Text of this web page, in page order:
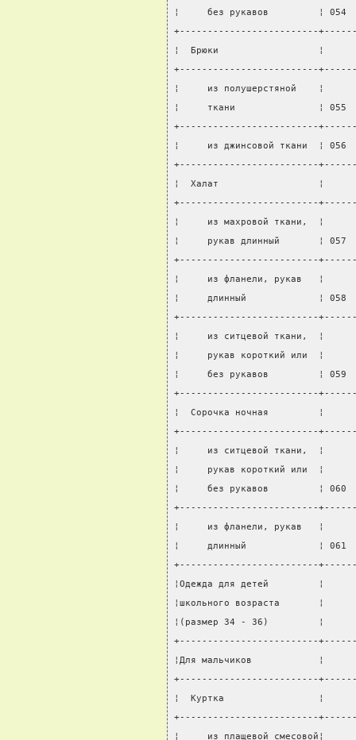
¦     без рукавов         ¦
+-------------------------
¦  Брюки                  ¦
+-------------------------
¦     из полушерстяной
¦     ткани               ¦
+-------------------------
¦     из джинсовой ткани
+-------------------------
¦  Халат                  ¦
+-------------------------
¦     из махровой ткани,
¦     рукав длинный
+-------------------------
¦     из фланели, рукав
¦     длинный             ¦
+-------------------------
¦     из ситцевой ткани,
¦     рукав короткий
¦     без рукавов         ¦
+-------------------------
¦  Сорочка ночная
+-------------------------
¦     из ситцевой ткани,
¦     рукав короткий
¦     без рукавов         ¦
+-------------------------
¦     из фланели, рукав
¦     длинный             ¦
+-------------------------
¦Одежда для детей
¦школьного возраста
¦(размер 34 - 36)
+-------------------------
¦Для мальчиков
+-------------------------
¦  Куртка                 ¦
+-------------------------
¦     из плащевой